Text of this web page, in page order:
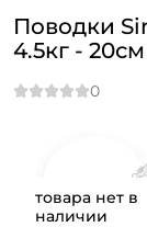
товара нет в
наличии
Поводки
4.5кг - 20см